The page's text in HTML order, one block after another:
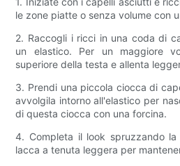
le zone piatte o senza volume con
2. Raccogli i ricci in una coda di
un elastico. Per un maggiore
superiore della testa e allenta
3. Prendi una piccola ciocca di
avvolgila intorno all'elastico per
di questa ciocca con una forcina.
4. Completa il look spruzzando
lacca a tenuta leggera per